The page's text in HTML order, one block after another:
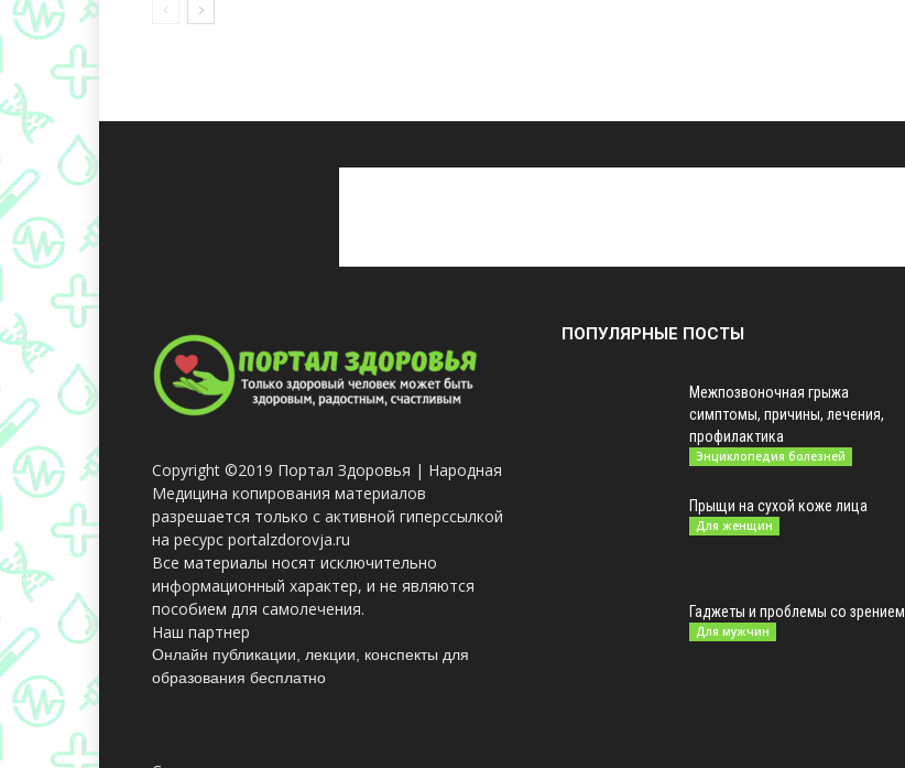
Copyright ©2019 Портал Здоровья | Народная
Медицина копирования материалов
разрешается только с активной гиперссылкой
на ресурс portalzdorovja.ru
Все материалы носят исключительно
информационный характер, и не являются
пособием для самолечения.
Наш партнер
Онлайн публикации, лекции, конспекты для
образования бесплатно
ПОПУЛЯРНЫЕ ПОСТЫ
Межпозвоночная грыжа
симптомы, причины, лечения,
профилактика
Энциклопедия болезней
Прыщи на сухой коже лица
Для женщин
Гаджеты и проблемы со зрением
Для мужчин